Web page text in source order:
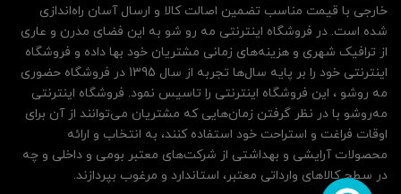
خارجی با قیمت مناسب تضمین اصالت کالا و ارسال آسان راه‌اندازی
شده است. در فروشگاه اینترنتی مه رو شو به این فضای مدرن و عاری
از ترافیک شهری و هزینه‌های زمانی مشتریان خود بها داده و فروشگاه
اینترنتی خود را بر پایه سال‌ها تجربه از سال 1395 در فروشگاه حضوری
مه روشو ، این فروشگاه اینترنتی را تاسیس نمود. فروشگاه اینترنتی
مه‌رو‌شو با در نظر گرفتن زمان‌هایی که مشتریان می‌توانند از آن‌ برای
اوقات فراغت و استراحت خود استفاده کنند، به انتخاب و ارائه
محصولات آرایشی و بهداشتی از شرکت‌های معتبر بومی و داخلی و چه
در سطح کالاهای وارداتی معتبر، استاندارد و مرغوب بپردازند.